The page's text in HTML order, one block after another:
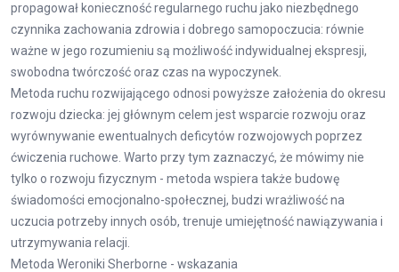
propagował konieczność regularnego ruchu jako niezbędnego
czynnika zachowania zdrowia i dobrego samopoczucia: równie
ważne w jego rozumieniu są możliwość indywidualnej ekspresji,
swobodna twórczość oraz czas na wypoczynek.
Metoda ruchu rozwijającego odnosi powyższe założenia do okresu
rozwoju dziecka: jej głównym celem jest wsparcie rozwoju oraz
wyrównywanie ewentualnych deficytów rozwojowych poprzez
ćwiczenia ruchowe. Warto przy tym zaznaczyć, że mówimy nie
tylko o rozwoju fizycznym - metoda wspiera także budowę
świadomości emocjonalno-społecznej, budzi wrażliwość na
uczucia potrzeby innych osób, trenuje umiejętność nawiązywania i
utrzymywania relacji.
Metoda Weroniki Sherborne - wskazania